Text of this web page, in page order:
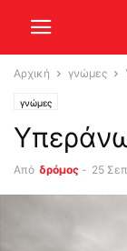
Αρχική γνώμες
γνώμες
Από δρόμος - 25